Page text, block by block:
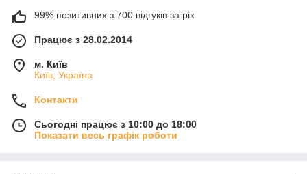
99% позитивних з 700 відгуків за рік
Працює з 28.02.2014
м. Київ
Київ, Україна
Контакти
Сьогодні працює з 10:00 до 18:00
Показати весь графік роботи